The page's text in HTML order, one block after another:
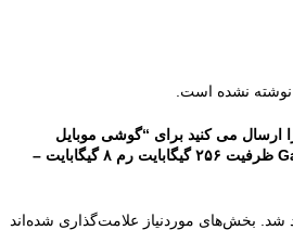
نشده است.
ارسال می کنید برای “گوشی موبایل
سامسونگ مدل Galaxy A25 5G ظرفیت ۲۵۶ گیگابایت رم ۸ گیگابایت –
شد. بخش‌های موردنیاز علامت‌گذاری شده‌اند